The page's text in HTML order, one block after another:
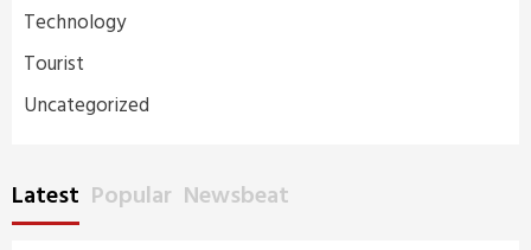
Technology
Tourist
Uncategorized
Latest Popular Newsbeat